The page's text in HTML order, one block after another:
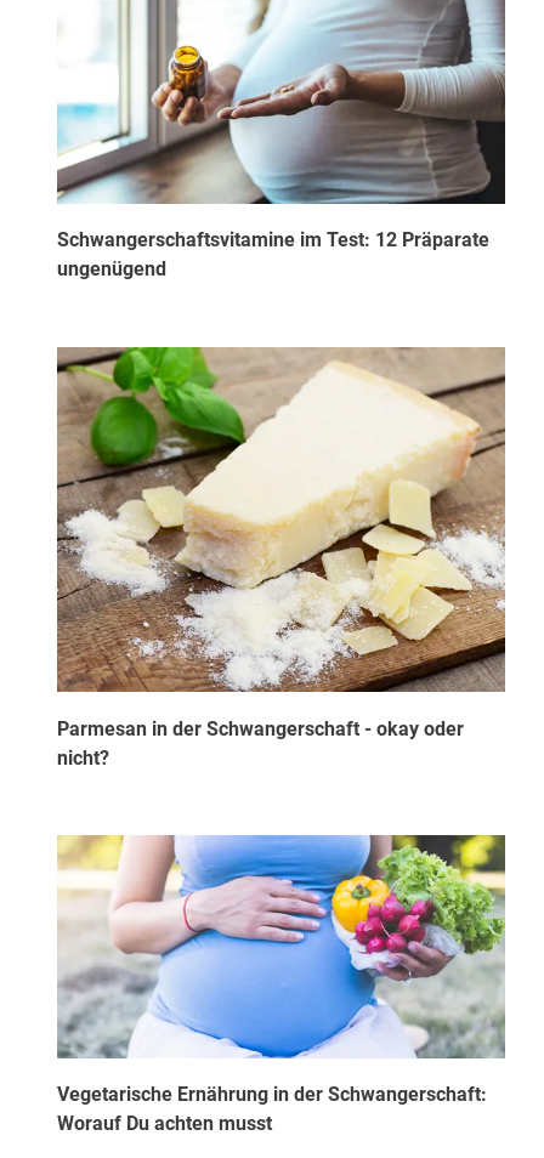
Schwangerschaftsvitamine im Test: 12 Präparate
ungenügend
Parmesan in der Schwangerschaft - okay oder
nicht?
Vegetarische Ernährung in der Schwangerschaft:
Worauf Du achten musst